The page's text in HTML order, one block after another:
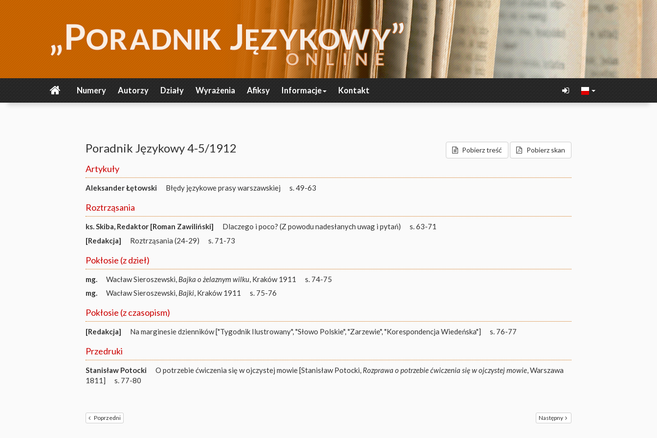
Numery Autorzy Działy Wyrażenia Afiksy Informacje Kontakt
Pobierz treść Pobierz skan
Poradnik Językowy 4-5/1912
Artykuły
Aleksander Łętowski Błędy językowe prasy warszawskiej s. 49-63
Roztrząsania
ks. Skiba, Redaktor [Roman Zawiliński] Dlaczego i poco? (Z powodu nadesłanych uwag i pytań)
s. 63-71
[Redakcja]
Roztrząsania (24-29) s. 71-73
Pokłosie (z dzieł)
mg. Wacław Sieroszewski, Bajka o żelaznym wilku , Kraków 1911
s. 74-75
mg.
Wacław Sieroszewski, Bajki, Kraków 1911 s. 75-76
Pokłosie (z czasopism)
[Redakcja] Na marginesie dzienników ["Tygodnik Ilustrowany", "Słowo Polskie", "Zarzewie", "Korespondencja Wiedeńska"] s. 76-77
Przedruki
Stanisław Potocki O potrzebie ćwiczenia się w ojczystej mowie [Stanisław Potocki, Rozprawa o potrzebie ćwiczenia się w ojczystej mowie, Warszawa
1811]
s. 77-80
Poprzedni Następny